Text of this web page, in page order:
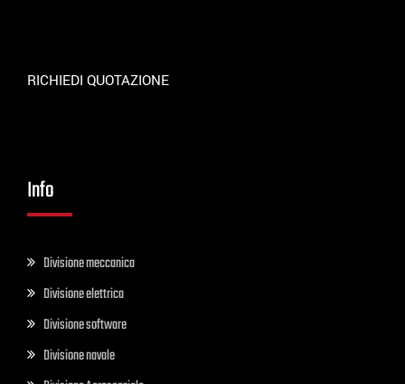
RICHIEDI QUOTAZIONE
Info
Divisione meccanica
Divisione elettrica
Divisione software
Divisione navale